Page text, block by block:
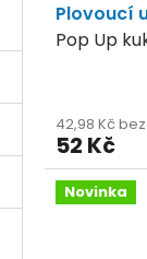
Plovoucí
Pop Up
42,98 Kč bez
52 Kč
Novinka